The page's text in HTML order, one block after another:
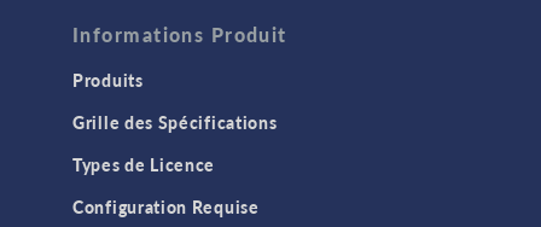
Informations Produit
Produits
Grille des Spécifications
Types de Licence
Configuration Requise